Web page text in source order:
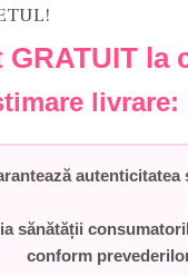
la
livrare:
sănătății
conform